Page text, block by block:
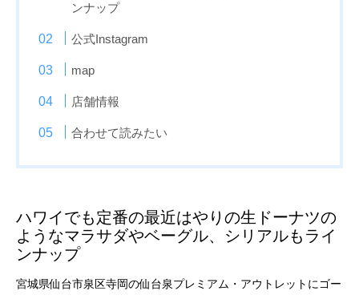
ンナップ
公式Instagram
map
店舗情報
合わせて読みたい
ハワイでも定番の最近はやりの生ドーナツの
ようなマラサダやベーグル、シリアルもライ
ンナップ
宮城県仙台市泉区寺岡の仙台泉プレミアム・アウトレットにゴー